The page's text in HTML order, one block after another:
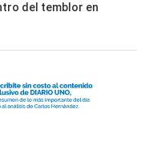
del temblor en